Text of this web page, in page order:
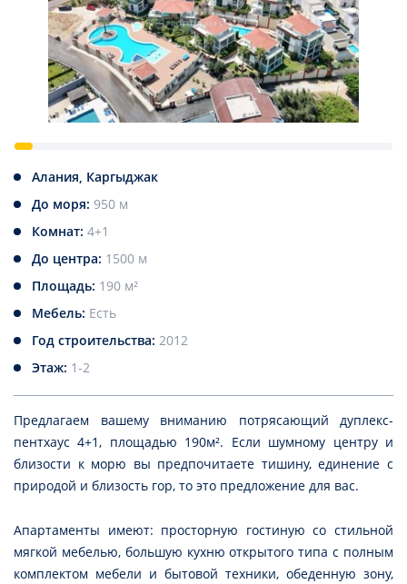
Алания, Каргыджак
До моря: 950 м
Комнат: 4+1
До центра: 1500 м
Площадь: 190 м²
Мебель: Есть
Год строительства: 2012
Этаж: 1-2
Предлагаем вашему вниманию потрясающий дуплекс-
пентхаус 4+1, площадью 190м². Если шумному центру и
близости к морю вы предпочитаете тишину, единение с
природой и близость гор, то это предложение для вас.
Апартаменты имеют: просторную гостиную со стильной
мягкой мебелью, большую кухню открытого типа с полным
комплектом мебели и бытовой техники, обеденную зону,